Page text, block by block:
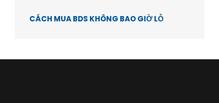
CÁCH MUA BDS KHÔNG BAO GIỜ LỖ